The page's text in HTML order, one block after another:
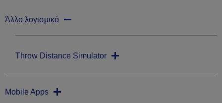
Άλλο λογισμικό
Throw Distance Simulator
Mobile Apps